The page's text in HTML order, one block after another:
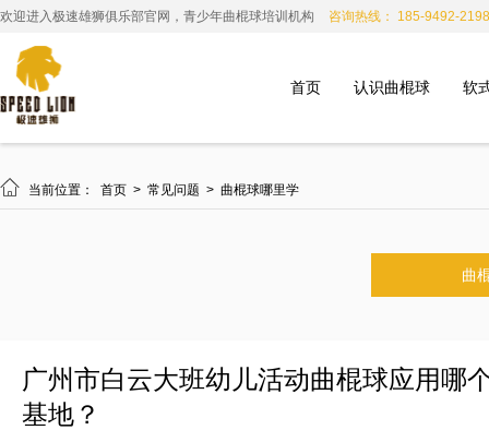
欢迎进入极速雄狮俱乐部官网，青少年曲棍球培训机构 咨询热线： 185-9492-2198
首页 认识曲棍球 软
 当前位置： 首页 > 常见问题 > 曲棍球哪里学
曲
广州市白云大班幼儿活动曲棍球应用哪
基地？